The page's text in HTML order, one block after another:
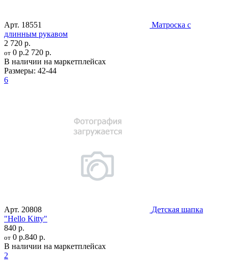
Арт. 18551
Матроска с
длинным рукавом
2 720 р.
от 0 р.2 720 р.
В наличии на маркетплейсах
Размеры: 42-44
6
Арт. 20808
Детская шапка
"Hello Kitty"
840 р.
от 0 р.840 р.
В наличии на маркетплейсах
2